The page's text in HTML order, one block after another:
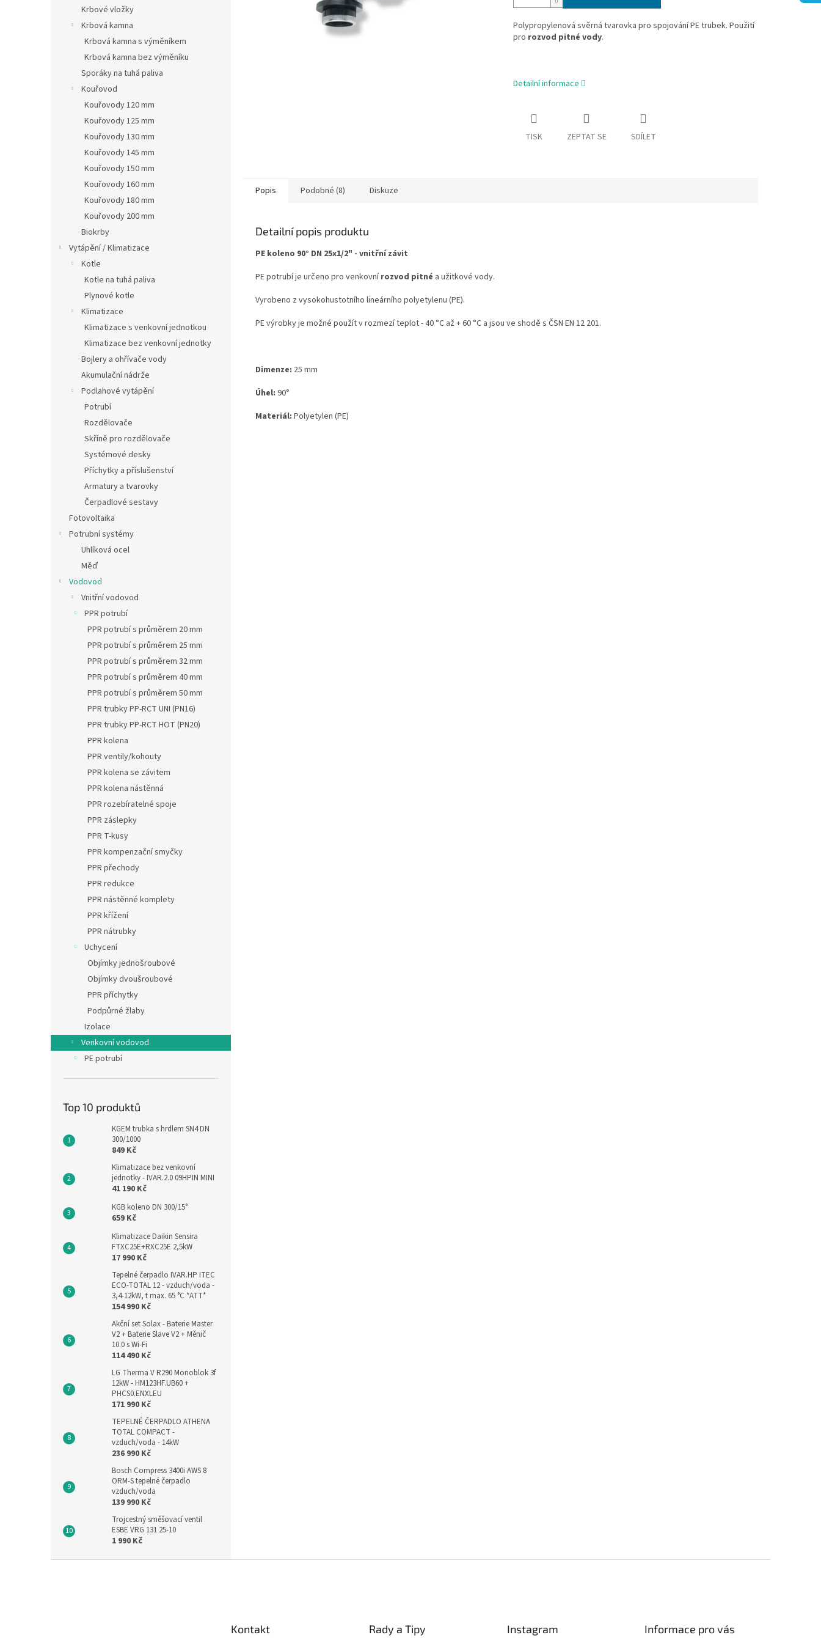
Krbové vložky
Krbová kamna
Krbová kamna s výměníkem
Krbová kamna bez výměníku
Sporáky na tuhá paliva
Kouřovod
Kouřovody 120 mm
Kouřovody 125 mm
Kouřovody 130 mm
Kouřovody 145 mm
Kouřovody 150 mm
Kouřovody 160 mm
Kouřovody 180 mm
Kouřovody 200 mm
Biokrby
Vytápění / Klimatizace
Kotle
Kotle na tuhá paliva
Plynové kotle
Klimatizace
Klimatizace s venkovní jednotkou
Klimatizace bez venkovní jednotky
Bojlery a ohřívače vody
Akumulační nádrže
Podlahové vytápění
Potrubí
Rozdělovače
Skříně pro rozdělovače
Systémové desky
Příchytky a příslušenství
Armatury a tvarovky
Čerpadlové sestavy
Fotovoltaika
Potrubní systémy
Uhlíková ocel
Měď
Vodovod
Vnitřní vodovod
PPR potrubí
PPR potrubí s průměrem 20 mm
PPR potrubí s průměrem 25 mm
PPR potrubí s průměrem 32 mm
PPR potrubí s průměrem 40 mm
PPR potrubí s průměrem 50 mm
PPR trubky PP-RCT UNI (PN16)
PPR trubky PP-RCT HOT (PN20)
PPR kolena
PPR ventily/kohouty
PPR kolena se závitem
PPR kolena nástěnná
PPR rozebíratelné spoje
PPR záslepky
PPR T-kusy
PPR kompenzační smyčky
PPR přechody
PPR redukce
PPR nástěnné komplety
PPR křížení
PPR nátrubky
Uchycení
Objímky jednošroubové
Objímky dvoušroubové
PPR příchytky
Podpůrné žlaby
Izolace
Venkovní vodovod
PE potrubí
Top 10 produktů
KGEM trubka s hrdlem SN4 DN
300/1000
849 Kč
Klimatizace bez venkovní
jednotky - IVAR.2.0 09HPIN MINI
41 190 Kč
KGB koleno DN 300/15°
659 Kč
Klimatizace Daikin Sensira
FTXC25E+RXC25E 2,5kW
17 990 Kč
Tepelné čerpadlo IVAR.HP ITEC
ECO-TOTAL 12 - vzduch/voda -
3,4-12kW, t max. 65 °C *ATT*
154 990 Kč
Akční set Solax - Baterie Master
V2 + Baterie Slave V2 + Měnič
10.0 s Wi-Fi
114 490 Kč
LG Therma V R290 Monoblok 3f
12kW - HM123HF.UB60 +
PHCS0.ENXLEU
171 990 Kč
TEPELNÉ ČERPADLO ATHENA
TOTAL COMPACT -
vzduch/voda - 14kW
236 990 Kč
Bosch Compress 3400i AWS 8
ORM-S tepelné čerpadlo
vzduch/voda
139 990 Kč
Trojcestný směšovací ventil
ESBE VRG 131 25-10
1 990 Kč
Polypropylenová svěrná tvarovka pro spojování PE trubek. Použití
pro rozvod pitné vody.
Detailní informace
TISK ZEPTAT SE SDÍLET
Popis Podobné (8) Diskuze
Detailní popis produktu
PE koleno 90° DN 25x1/2" - vnitřní závit
PE potrubí je určeno pro venkovnírozvod pitné a užitkové vody.
Vyrobeno z vysokohustotního lineárního polyetylenu (PE).
PE výrobky je možné použít v rozmezí teplot - 40 °C až + 60 °C a jsou ve shodě s ČSN EN 12 201.
Dimenze: 25 mm
Úhel: 90°
Materiál: Polyetylen (PE)
Kontakt Rady a Tipy Instagram Informace pro vás